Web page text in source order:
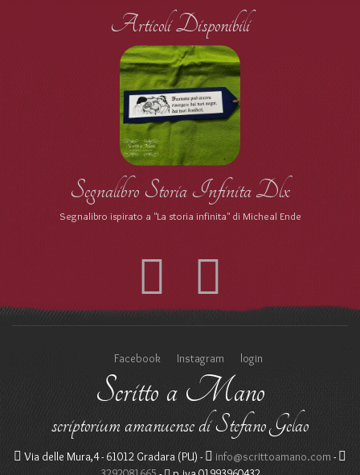
Articoli Disponibili
Segnalibro Storia Infinita Dlx
Segnalibro ispirato a "La storia infinita" di Micheal Ende
Facebook Instagram login
Scritto a Mano
scriptorium amanuense di Stefano Gelao
Via delle Mura,4 - 61012 Gradara (PU) - info@scrittoamano.com -